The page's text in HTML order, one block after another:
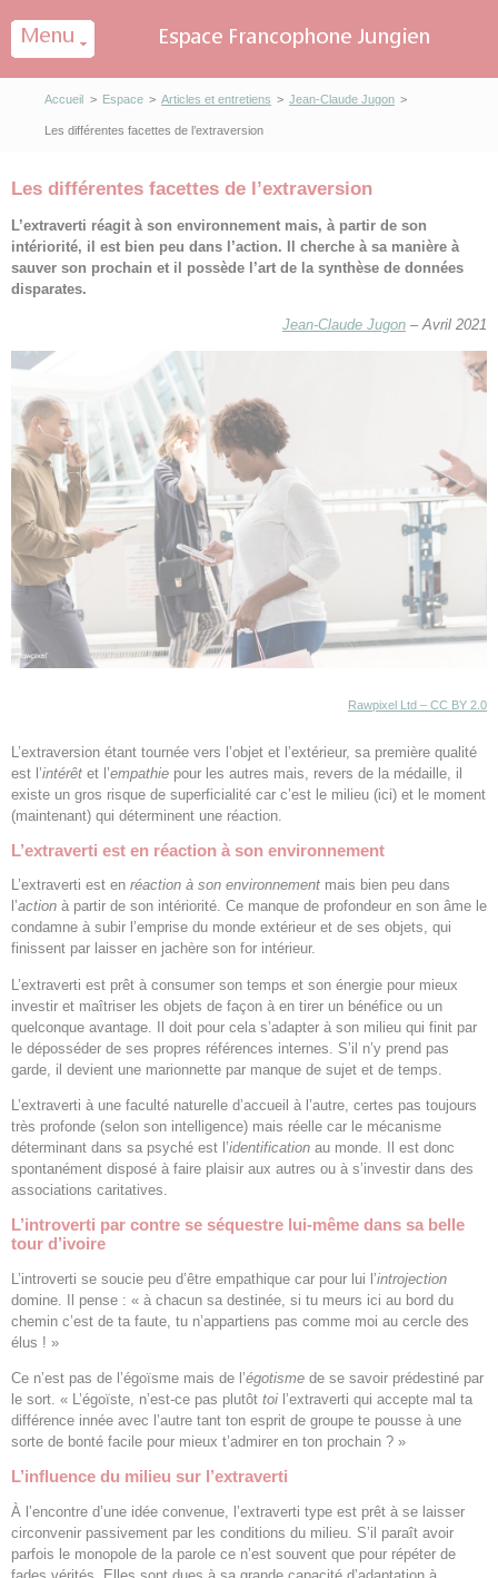
Accueil > Espace > Articles et entretiens > Jean-Claude Jugon >
Les différentes facettes de l’extraversion
Les différentes facettes de l’extraversion
L’extraverti réagit à son environnement mais, à partir de son
intériorité, il est bien peu dans l’action. Il cherche à sa manière à
sauver son prochain et il possède l’art de la synthèse de données
disparates.
Jean-Claude Jugon – Avril 2021
Rawpixel Ltd – CC BY 2.0
L’extraversion étant tournée vers l’objet et l’extérieur, sa première qualité
est l’intérêt et l’empathie pour les autres mais, revers de la médaille, il
existe un gros risque de superficialité car c’est le milieu (ici) et le moment
(maintenant) qui déterminent une réaction.
L’extraverti est en réaction à son environnement
L’extraverti est en réaction à son environnement mais bien peu dans
l’action à partir de son intériorité. Ce manque de profondeur en son âme le
condamne à subir l’emprise du monde extérieur et de ses objets, qui
finissent par laisser en jachère son for intérieur.
L’extraverti est prêt à consumer son temps et son énergie pour mieux
investir et maîtriser les objets de façon à en tirer un bénéfice ou un
quelconque avantage. Il doit pour cela s’adapter à son milieu qui finit par
le déposséder de ses propres références internes. S’il n’y prend pas
garde, il devient une marionnette par manque de sujet et de temps.
L’extraverti à une faculté naturelle d’accueil à l’autre, certes pas toujours
très profonde (selon son intelligence) mais réelle car le mécanisme
déterminant dans sa psyché est l’identification au monde. Il est donc
spontanément disposé à faire plaisir aux autres ou à s’investir dans des
associations caritatives.
L’introverti par contre se séquestre lui-même dans sa belle
tour d’ivoire
L’introverti se soucie peu d’être empathique car pour lui l’introjection
domine. Il pense : « à chacun sa destinée, si tu meurs ici au bord du
chemin c’est de ta faute, tu n’appartiens pas comme moi au cercle des
élus ! »
Ce n’est pas de l’égoïsme mais de l’égotisme de se savoir prédestiné par
le sort. « L’égoïste, n’est-ce pas plutôt toi l’extraverti qui accepte mal ta
différence innée avec l’autre tant ton esprit de groupe te pousse à une
sorte de bonté facile pour mieux t’admirer en ton prochain ? »
L’influence du milieu sur l’extraverti
À l’encontre d’une idée convenue, l’extraverti type est prêt à se laisser
circonvenir passivement par les conditions du milieu. S’il paraît avoir
parfois le monopole de la parole ce n’est souvent que pour répéter de